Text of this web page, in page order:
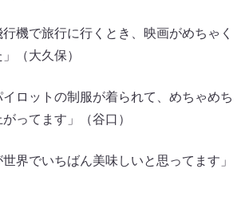
行機で旅行に行くとき、映画がめちゃく
（大久保）
イロットの制服が着られて、めちゃめち
ってます」（谷口）
世界でいちばん美味しいと思ってます」